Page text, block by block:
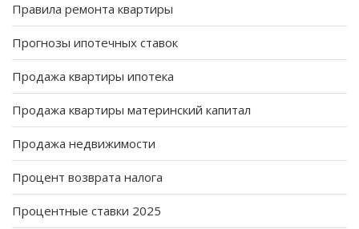
Правила ремонта квартиры
Прогнозы ипотечных ставок
Продажа квартиры ипотека
Продажа квартиры материнский капитал
Продажа недвижимости
Процент возврата налога
Процентные ставки 2025